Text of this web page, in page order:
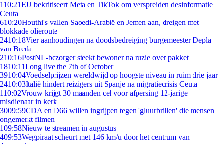
110:21EU bekritiseert Meta en TikTok om verspreiden desinformatie
Ceuta
610:20Houthi's vallen Saoedi-Arabië en Jemen aan, dreigen met
blokkade olieroute
2410:18Vier aanhoudingen na doodsbedreiging burgemeester Depla
van Breda
210:16PostNL-bezorger steekt bewoner na ruzie over pakket
1810:11Long live the 7th of October
3910:04Voedselprijzen wereldwijd op hoogste niveau in ruim drie jaar
2410:03Italië hindert reizigers uit Spanje na migratiecrisis Ceuta
110:02Vrouw krijgt 30 maanden cel voor afpersing 12-jarige
misdienaar in kerk
3009:59CDA en D66 willen ingrijpen tegen 'gluurbrillen' die mensen
ongemerkt filmen
109:58Nieuw te streamen in augustus
409:53Wegpiraat scheurt met 146 km/u door het centrum van